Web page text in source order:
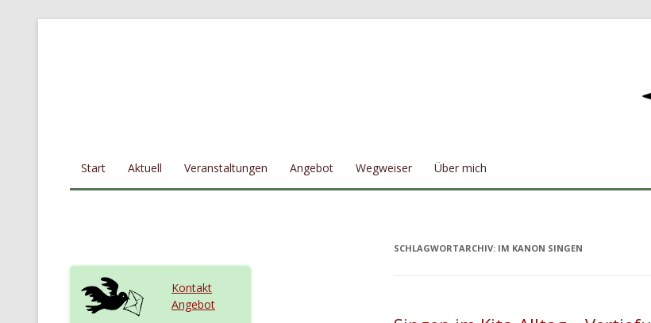
Start
Aktuell Veranstaltungen Angebot Wegweiser Über mich
SCHLAGWORTARCHIV: IM KANON SINGEN
Kontakt
Angebot